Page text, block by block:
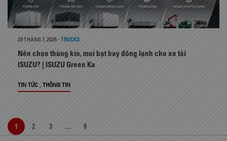
29 THÁNG 7, 2026- TRUCKS
Nên chọn thùng kín, mui bạt hay đông lạnh cho xe tải
ISUZU? | ISUZU Green Ka
TIN TỨC , THÔNG TIN
1 2 3 … 8